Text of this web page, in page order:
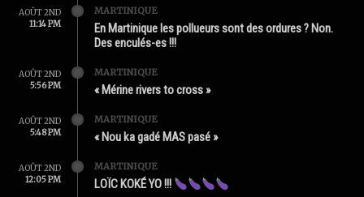
AOÛT 2ND
11:14 PM
MARTINIQUE
En Martinique les pollueurs sont des ordures ? Non.
Des enculés-es !!!
AOÛT 2ND
5:56 PM
MARTINIQUE
« Mérine rivers to cross »
AOÛT 2ND
5:48 PM
MARTINIQUE
« Nou ka gadé MAS pasé »
AOÛT 2ND
12:05 PM
MARTINIQUE
LOÏC KOKÉ YO !!!